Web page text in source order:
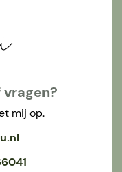
mij op.